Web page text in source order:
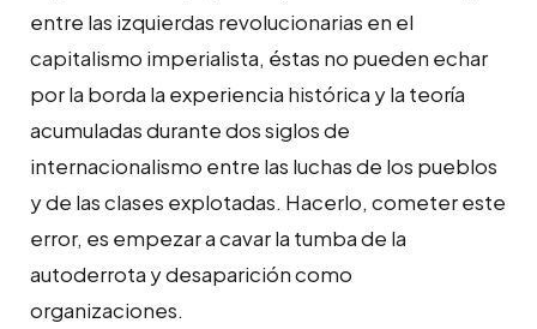
entre las izquierdas revolucionarias en el
capitalismo imperialista, éstas no pueden echar
por la borda la experiencia histórica y la teoría
acumuladas durante dos siglos de
internacionalismo entre las luchas de los pueblos
y de las clases explotadas. Hacerlo, cometer este
error, es empezar a cavar la tumba de la
autoderrota y desaparición como
organizaciones.